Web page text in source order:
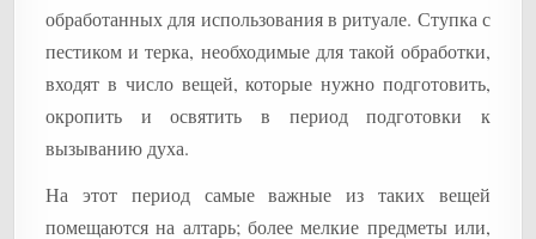
обработанных для использования в ритуале. Ступка с
пестиком и терка, необходимые для такой обработки,
входят в число вещей, которые нужно подготовить,
окропить и освятить в период подготовки к
вызыванию духа.
На этот период самые важные из таких вещей
помещаются на алтарь; более мелкие предметы или,